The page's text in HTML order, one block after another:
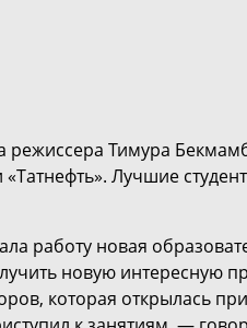
Тимура
Лучшие
работу новая
новую интересную
которая открылась